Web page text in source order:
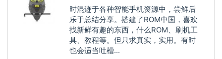
时混迹于各种智能手机资源中，尝鲜后
乐于总结分享。搭建了ROM中国，喜欢
找新鲜有趣的东西，什么ROM、刷机工
具、教程等。但只求真实，实用。有时
也会适当吐槽...